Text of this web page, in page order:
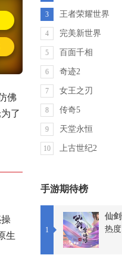
佛
了
生
3 王者荣耀世界
4 完美新世界
5 百面千相
6 奇迹2
7 女王之刃
8 传奇5
9 天堂永恒
10 上古世纪2
手游期待榜
1
仙
热度